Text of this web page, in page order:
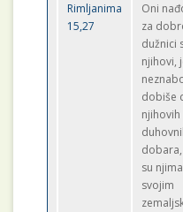
Rimljanima
15,27
Oni
za
dužnici
njihovi,
dobiše
njihovih
su
svojim